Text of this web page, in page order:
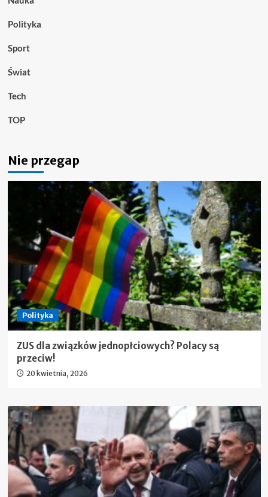
Polityka
Sport
Świat
Tech
TOP
Nie przegap
Polityka
ZUS dla związków jednopłciowych? Polacy są
przeciw!
20 kwietnia, 2026